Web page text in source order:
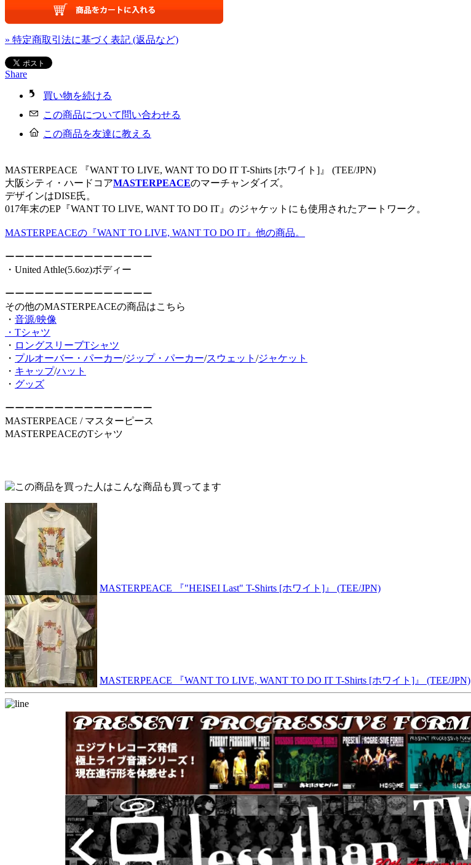
» 特定商取引法に基づく表記 (返品など)
Share
買い物を続ける
この商品について問い合わせる
この商品を友達に教える
MASTERPEACE 『WANT TO LIVE, WANT TO DO IT T-Shirts [ホワイト]』 (TEE/JPN)
大阪シティ・ハードコアMASTERPEACEのマーチャンダイズ。
デザインはDISE氏。
017年末のEP『WANT TO LIVE, WANT TO DO IT』のジャケットにも使用されたアートワーク。
MASTERPEACEの『WANT TO LIVE, WANT TO DO IT』他の商品。
ーーーーーーーーーーーーーーー
・United Athle(5.6oz)ボディー
ーーーーーーーーーーーーーーー
その他のMASTERPEACEの商品はこちら
・ 音源/映像
・Tシャツ
・ ロングスリーブTシャツ
・ プルオーバー・パーカー/ジップ・パーカー/スウェット /ジャケット
・ キャップ/ハット
・ グッズ
ーーーーーーーーーーーーーーー
MASTERPEACE / マスターピース
MASTERPEACEのTシャツ
MASTERPEACE 『"HEISEI Last" T-Shirts [ホワイト]』 (TEE/JPN)
MASTERPEACE 『WANT TO LIVE, WANT TO DO IT T-Shirts [ホワイト]』 (TEE/JPN)